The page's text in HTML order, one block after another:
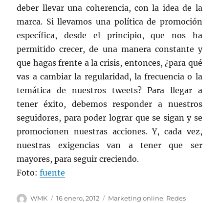
deber llevar una coherencia, con la idea de la
marca. Si llevamos una política de promoción
específica, desde el principio, que nos ha
permitido crecer, de una manera constante y
que hagas frente a la crisis, entonces, ¿para qué
vas a cambiar la regularidad, la frecuencia o la
temática de nuestros tweets? Para llegar a
tener éxito, debemos responder a nuestros
seguidores, para poder lograr que se sigan y se
promocionen nuestras acciones. Y, cada vez,
nuestras exigencias van a tener que ser
mayores, para seguir creciendo.
Foto:fuente
Autor
WMK
Publicado
16 enero, 2012 Categorías
Marketing online, Redes